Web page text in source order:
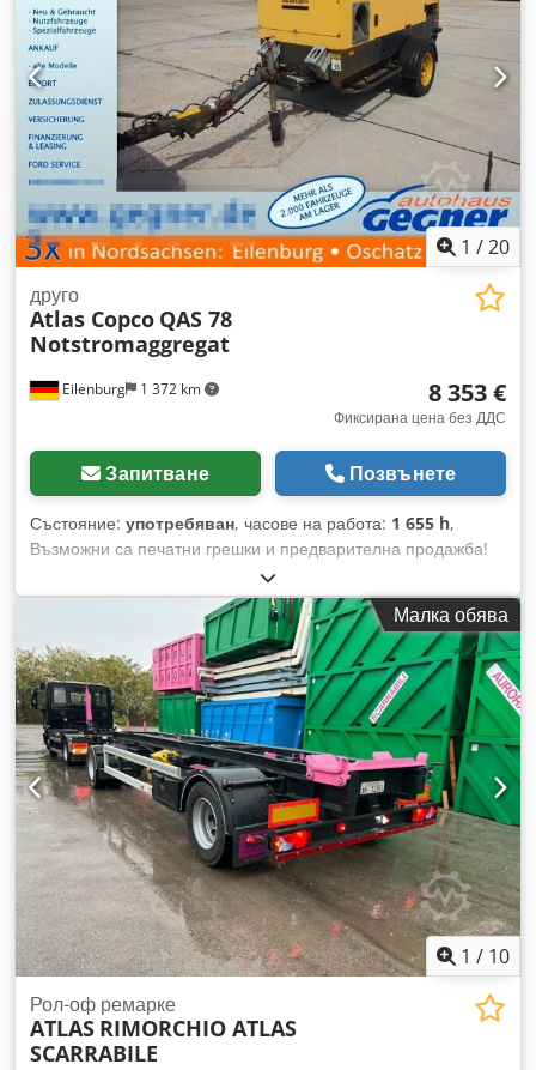
1 /20
Eilenburg 1 372 km
друго
Atlas Copco QAS 78
Notstromaggregat
8 353 €
Фиксирана цена без ДДС
Запитване Позвънете
Състояние: употребяван, часове на работа: 1 655 h,
Възможни са печатни грешки и предварителна продажба!
Вътрешен номер: 1433. Двигател PERKINS. Превозното
средство не е подлагано на рециклиране/възстановяване!
Доставка в цялата страна срещу допълнителна такса.
Възможни са печатни грешки и предварителна продажба. С
удоволствие ще приемем вашето превозно средство като
част от плащането. Codpfx Aszp Avkof Heha Възможно е
финансиране/лизинг и без първоначална вноска! Имате ли
още въпроси? С удоволствие ще ви консултираме!
Малка обява
1 / 10
Рол-оф ремарке
ATLAS RIMORCHIO ATLAS
SCARRABILE